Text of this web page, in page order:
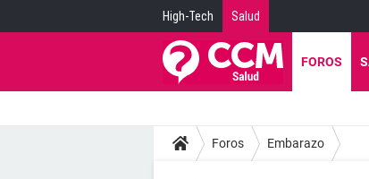
High-Tech Salud
FOROS
Foros Embarazo